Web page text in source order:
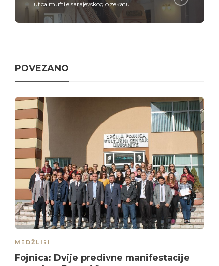
Hutba muftije sarajevskog o zekatu
POVEZANO
MEDŽLISI
Fojnica: Dvije predivne manifestacije